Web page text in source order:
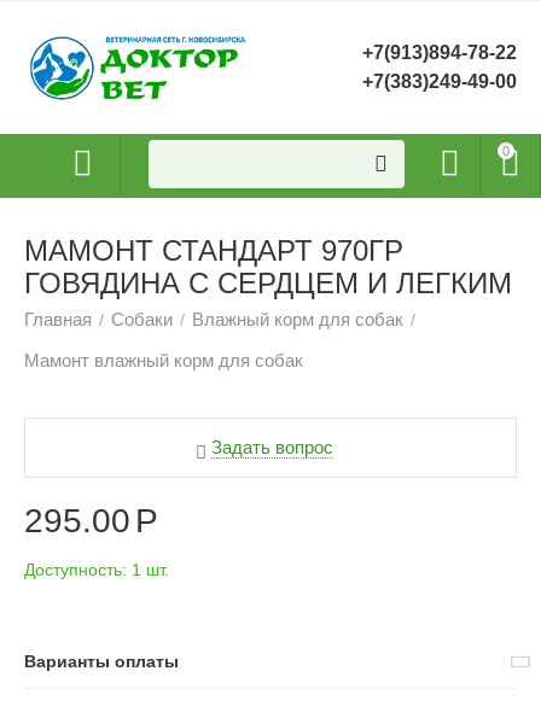
+7(913)894-78-22
+7(383)249-49-00
0
МАМОНТ СТАНДАРТ 970ГР
ГОВЯДИНА С СЕРДЦЕМ И ЛЕГКИМ
Главная / Собаки / Влажный корм для собак /
Мамонт влажный корм для собак
Задать вопрос
295.00 Р
Доступность: 1 шт.
Варианты оплаты